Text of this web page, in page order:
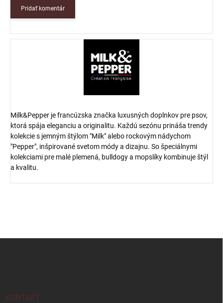
Pridať komentár
Milk&Pepper je francúzska značka luxusných doplnkov pre psov,
ktorá spája eleganciu a originalitu. Každú sezónu prináša trendy
kolekcie s jemným štýlom "Milk" alebo rockovým nádychom
"Pepper", inšpirované svetom módy a dizajnu. So špeciálnymi
kolekciami pre malé plemená, bulldogy a mopslíky kombinuje štýl
a kvalitu.
KONTAKT